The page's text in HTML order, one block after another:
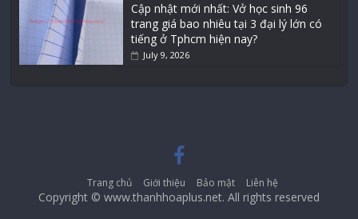
Cập nhật mới nhất: Vở học sinh 96
trang giá bao nhiêu tại 3 đại lý lớn có
tiếng ở Tphcm hiện nay?
July 9, 2026
Trang chủ Giới thiệu Bảo mật Liên hệ
Copyright © www.thanhhoaplus.net. All rights reserved